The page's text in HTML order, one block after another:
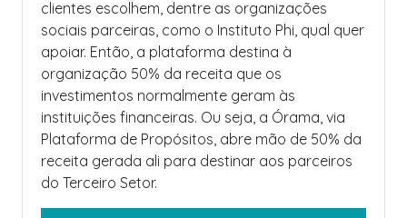
clientes escolhem, dentre as organizações
sociais parceiras, como o Instituto Phi, qual quer
apoiar. Então, a plataforma destina à
organização 50% da receita que os
investimentos normalmente geram às
instituições financeiras. Ou seja, a Órama, via
Plataforma de Propósitos, abre mão de 50% da
receita gerada ali para destinar aos parceiros
do Terceiro Setor.